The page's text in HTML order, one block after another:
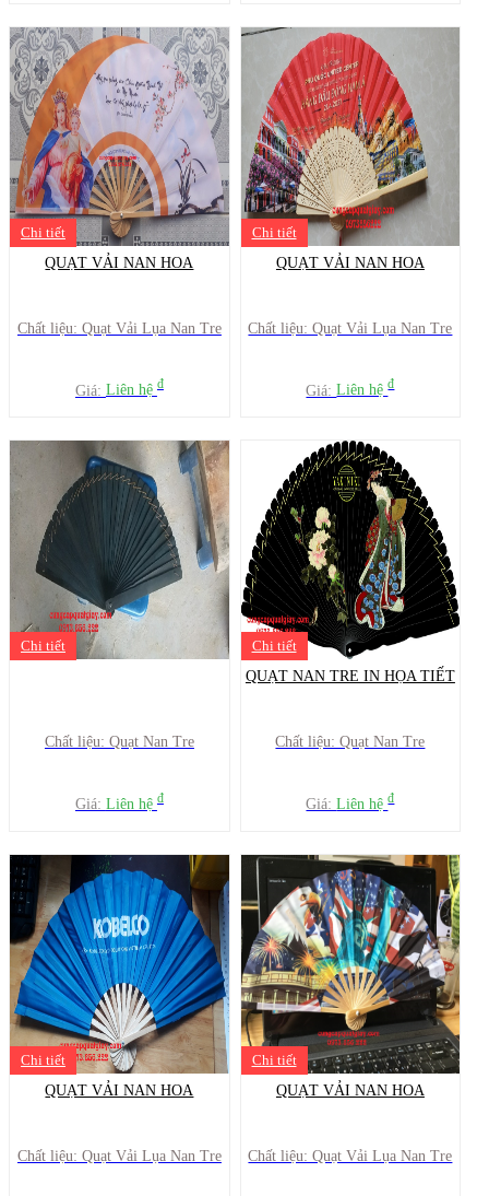
Chi tiết
QUẠT VẢI NAN HOA
Chất liệu: Quạt Vải Lụa Nan Tre
Giá: Liên hệ đ
Chi tiết
QUẠT VẢI NAN HOA
Chất liệu: Quạt Vải Lụa Nan Tre
Giá:Liên hệđ
Chi tiết
Chất liệu: Quạt Nan Tre
Giá: Liên hệ đ
Chi tiết
QUẠT NAN TRE IN HỌA TIẾT
Chất liệu: Quạt Nan Tre
Giá:Liên hệđ
Chi tiết
QUẠT VẢI NAN HOA
Chất liệu: Quạt Vải Lụa Nan Tre
Chi tiết
QUẠT VẢI NAN HOA
Chất liệu: Quạt Vải Lụa Nan Tre